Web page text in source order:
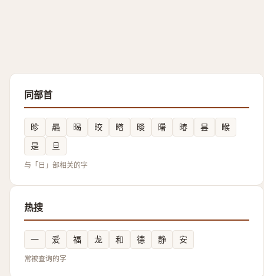
同部首
昣 曧 暍 晈 㬖 晱 龧 暙 昙
㬋
是
旦
与「日」部相关的字
热搜
一 爱 福 龙 和 德 静 安
常被查询的字